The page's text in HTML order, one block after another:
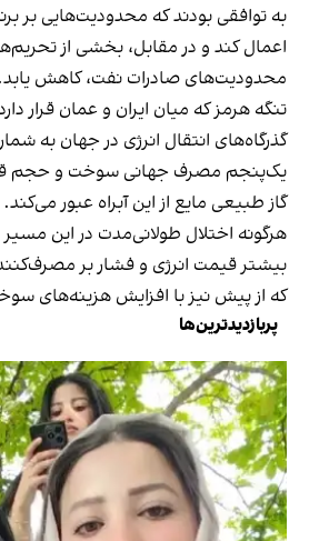
به توافقی بودند که محدودیت‌هایی بر
اعمال کند و در مقابل، بخشی از
محدودیت‌های صادرات نفت، کاهش
تنگه هرمز که میان ایران و عمان قرار
گذرگاه‌های انتقال انرژی در جهان به
یک‌پنجم مصرف جهانی سوخت و حجم
گاز طبیعی مایع از این آبراه عبور می‌کند.
هرگونه اختلال طولانی‌مدت در این
بیشتر قیمت انرژی و فشار بر
که از پیش نیز با افزایش هزینه‌های
پربازدیدترین‌ها